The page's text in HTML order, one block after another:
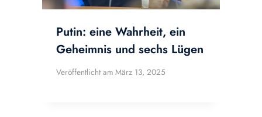
Putin: eine Wahrheit, ein
Geheimnis und sechs Lügen
Veröffentlicht am März 13, 2025